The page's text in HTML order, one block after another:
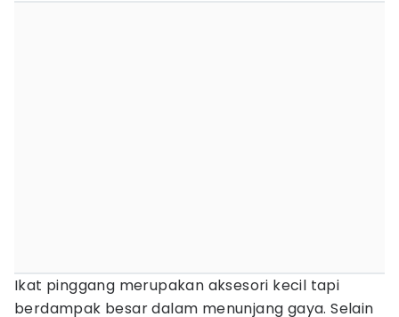
Ikat pinggang merupakan aksesori kecil tapi
berdampak besar dalam menunjang gaya. Selain